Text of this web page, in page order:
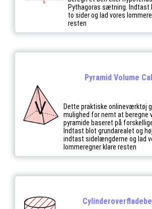
Pythagoras sætning.
to sider og lad vores
resten
Pyramid Volume
Dette praktiske onlineværktøj
mulighed for nemt at beregne
pyramide baseret på
Indtast blot grundarealet og
indtast sidelængderne og lad
lommeregner klare resten